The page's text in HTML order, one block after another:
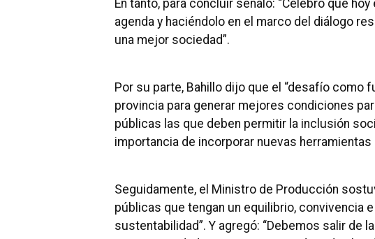
En tanto, para concluir señaló: “Celebro que
agenda y haciéndolo en el marco del diálogo
una mejor sociedad”.
Por su parte, Bahillo dijo que el “desafío
provincia para generar mejores condiciones
públicas las que deben permitir la inclusión
importancia de incorporar nuevas herramientas
Seguidamente, el Ministro de Producción
públicas que tengan un equilibrio, convivencia
sustentabilidad”. Y agregó: “Debemos salir de